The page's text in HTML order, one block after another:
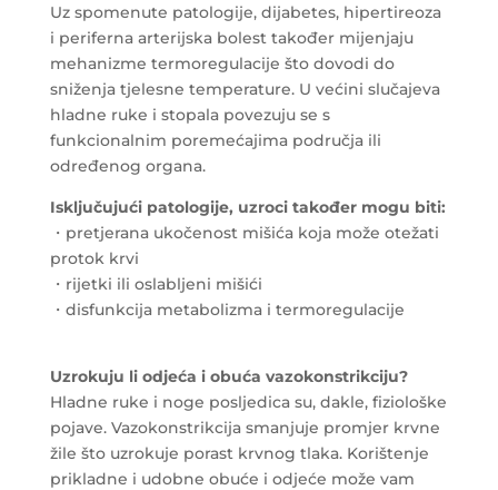
Uz spomenute patologije, dijabetes, hipertireoza
i periferna arterijska bolest također mijenjaju
mehanizme termoregulacije što dovodi do
sniženja tjelesne temperature. U većini slučajeva
hladne ruke i stopala povezuju se s
funkcionalnim poremećajima područja ili
određenog organa.
Isključujući patologije, uzroci također mogu biti:
・pretjerana ukočenost mišića koja može otežati
protok krvi
・rijetki ili oslabljeni mišići
・disfunkcija metabolizma i termoregulacije
Uzrokuju li odjeća i obuća vazokonstrikciju?
Hladne ruke i noge posljedica su, dakle, fiziološke
pojave. Vazokonstrikcija smanjuje promjer krvne
žile što uzrokuje porast krvnog tlaka. Korištenje
prikladne i udobne obuće i odjeće može vam